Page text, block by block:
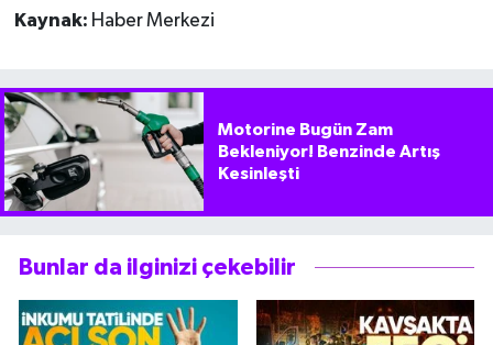
Kaynak: Haber Merkezi
Motorine Bugün Zam
Bekleniyor! Benzinde Artış
Kesinleşti
Bunlar da ilginizi çekebilir